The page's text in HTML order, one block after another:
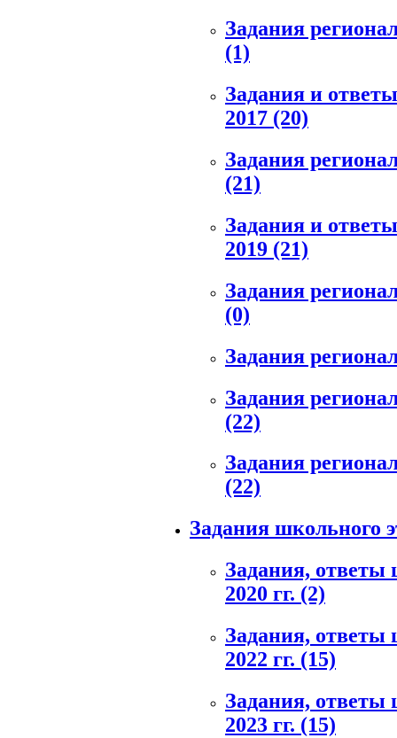
Задания
(1)
Задания и
2017 (20)
Задания
(21)
Задания и
2019 (21)
Задания
(0)
Задания
Задания
(22)
Задания
(22)
Задания школьного
Задания, ответы
2020 гг. (2)
Задания, ответы
2022 гг. (15)
Задания, ответы
2023 гг. (15)